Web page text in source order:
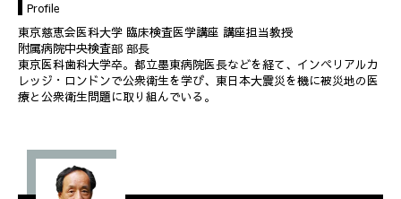
Profile
東京慈恵会医科大学 臨床検査医学講座 講座担当教授
附属病院中央検査部 部長
東京医科歯科大学卒。都立墨東病院医長などを経て、インペリアルカ
レッジ・ロンドンで公衆衛生を学び、東日本大震災を機に被災地の医
療と公衆衛生問題に取り組んでいる。